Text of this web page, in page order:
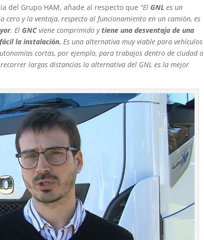
del Grupo HAM, añade al respecto que “El GNL es un
cero y la ventaja, respecto al funcionamiento en un camión, es
. El GNC viene comprimido ytiene una desventaja de una
la instalación. Es una alternativa muy viable para vehículos
cortas, por ejemplo, para trabajos dentro de ciudad o
largas distancias la alternativa del GNL es la mejor